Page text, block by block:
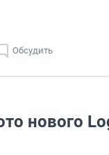
Обсудить
нового